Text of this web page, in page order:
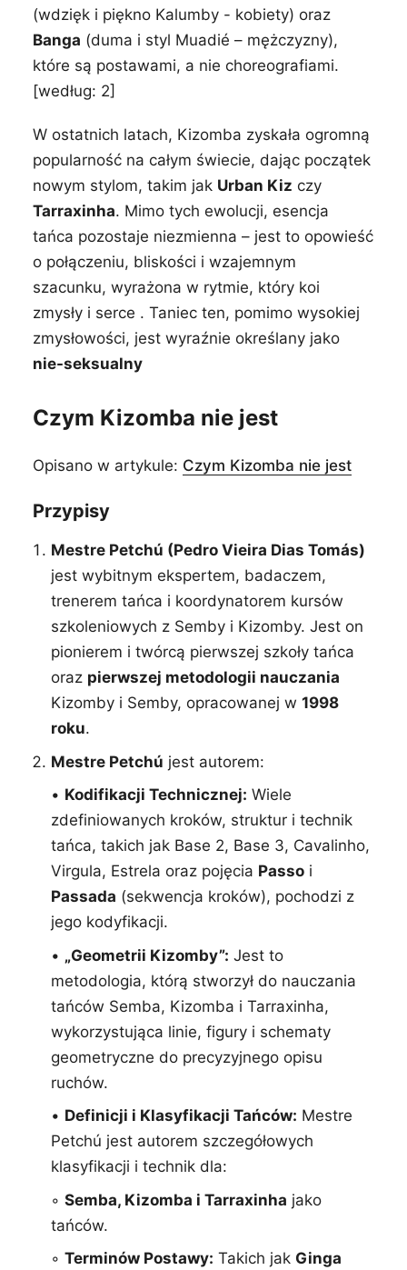
(wdzięk i piękno Kalumby - kobiety) oraz
Banga (duma i styl Muadié – mężczyzny),
które są postawami, a nie choreografiami.
[według: 2]
W ostatnich latach, Kizomba zyskała ogromną
popularność na całym świecie, dając początek
nowym stylom, takim jak Urban Kiz czy
Tarraxinha. Mimo tych ewolucji, esencja
tańca pozostaje niezmienna – jest to opowieść
o połączeniu, bliskości i wzajemnym
szacunku, wyrażona w rytmie, który koi
zmysły i serce . Taniec ten, pomimo wysokiej
zmysłowości, jest wyraźnie określany jako
nie-seksualny
Czym Kizomba nie jest
Opisano w artykule: Czym Kizomba nie jest
Przypisy
Mestre Petchú (Pedro Vieira Dias Tomás)
jest wybitnym ekspertem, badaczem,
trenerem tańca i koordynatorem kursów
szkoleniowych z Semby i Kizomby. Jest on
pionierem i twórcą pierwszej szkoły tańca
oraz pierwszej metodologii nauczania
Kizomby i Semby, opracowanej w1998
roku.
Mestre Petchú jest autorem:
• Kodifikacji Technicznej: Wiele
zdefiniowanych kroków, struktur i technik
tańca, takich jak Base 2, Base 3, Cavalinho,
Virgula, Estrela oraz pojęcia Passo i
Passada (sekwencja kroków), pochodzi z
jego kodyfikacji.
• „Geometrii Kizomby”: Jest to
metodologia, którą stworzył do nauczania
tańców Semba, Kizomba i Tarraxinha,
wykorzystująca linie, figury i schematy
geometryczne do precyzyjnego opisu
ruchów.
• Definicji i Klasyfikacji Tańców: Mestre
Petchú jest autorem szczegółowych
klasyfikacji i technik dla:
◦Semba, Kizomba i Tarraxinha jako
tańców.
◦Terminów Postawy: Takich jak Ginga